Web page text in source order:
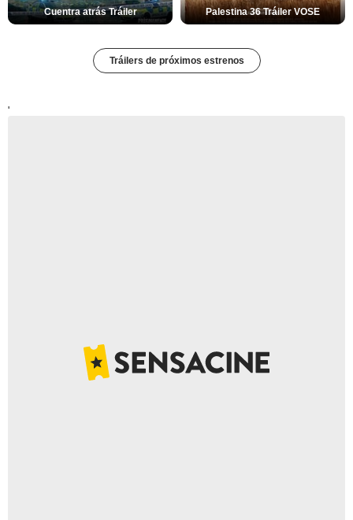
Cuentra atrás Tráiler Palestina 36 Tráiler VOSE
Tráilers de próximos estrenos
'